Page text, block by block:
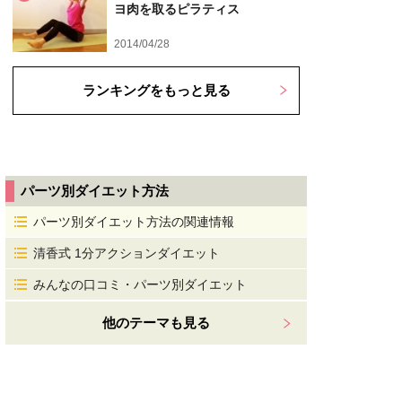
ヨ肉を取るピラティス
2014/04/28
ランキングをもっと見る
パーツ別ダイエット方法
パーツ別ダイエット方法の関連情報
清香式 1分アクションダイエット
みんなの口コミ・パーツ別ダイエット
他のテーマも見る